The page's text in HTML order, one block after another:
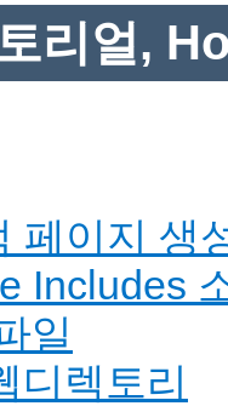
리얼,
페이지 생
Includes
일
디렉토리